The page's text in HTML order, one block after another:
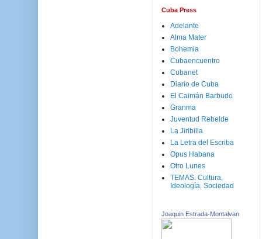
Cuba Press
Adelante
Alma Mater
Bohemia
Cubaencuentro
Cubanet
Diario de Cuba
El Caimán Barbudo
Granma
Juventud Rebelde
La Jiribilla
La Letra del Escriba
Opus Habana
Otro Lunes
TEMAS. Cultura,
Ideología, Sociedad
Joaquin Estrada-Montalvan